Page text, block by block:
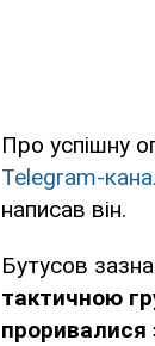
Про успішну
Telegram-
написав він.
Бутусов
тактичною
проривалися